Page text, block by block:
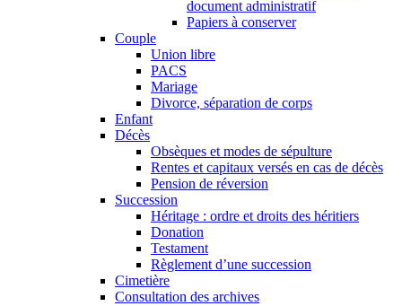
document administratif
Papiers à conserver
Couple
Union libre
PACS
Mariage
Divorce, séparation de corps
Enfant
Décès
Obsèques et modes de sépulture
Rentes et capitaux versés en cas de décès
Pension de réversion
Succession
Héritage : ordre et droits des héritiers
Donation
Testament
Règlement d’une succession
Cimetière
Consultation des archives